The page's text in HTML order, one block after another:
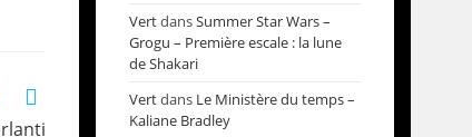
VertdansSummer Star Wars –
Grogu – Première escale : la lune
de Shakari
Vertdans Le Ministère du temps –
Kaliane Bradley